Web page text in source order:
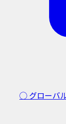
◯ グローバ